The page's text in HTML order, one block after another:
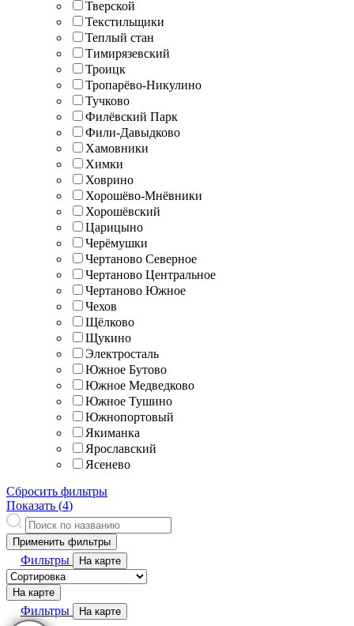
Тверской
Текстильщики
Теплый стан
Тимирязевский
Троицк
Тропарёво-Никулино
Тучково
Филёвский Парк
Фили-Давыдково
Хамовники
Химки
Ховрино
Хорошёво-Мнёвники
Хорошёвский
Царицыно
Черёмушки
Чертаново Северное
Чертаново Центральное
Чертаново Южное
Чехов
Щёлково
Щукино
Электросталь
Южное Бутово
Южное Медведково
Южное Тушино
Южнопортовый
Якиманка
Ярославский
Ясенево
Сбросить фильтры
Показать (4)
Применить фильтры
Фильтры На карте
На карте
Фильтры На карте